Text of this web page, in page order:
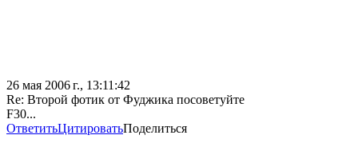
26 мая 2006 г., 13:11:42
Re: Второй фотик от Фуджика посоветуйте
F30...
ОтветитьЦитироватьПоделиться